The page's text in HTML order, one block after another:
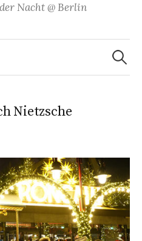
Nacht @ Berlin
Suchen
nach:
Nietzsche